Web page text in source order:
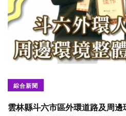
綜合新聞
雲林縣斗六市區外環道路及周